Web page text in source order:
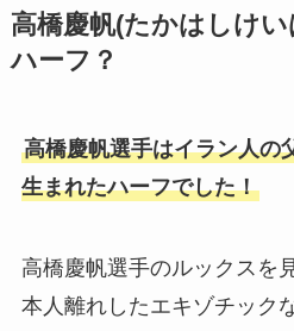
高橋慶帆(たかはしけ
ハーフ？
高橋慶帆選手はイラン人の
生まれたハーフでした！
高橋慶帆選手のルックスを
本人離れしたエキゾチック